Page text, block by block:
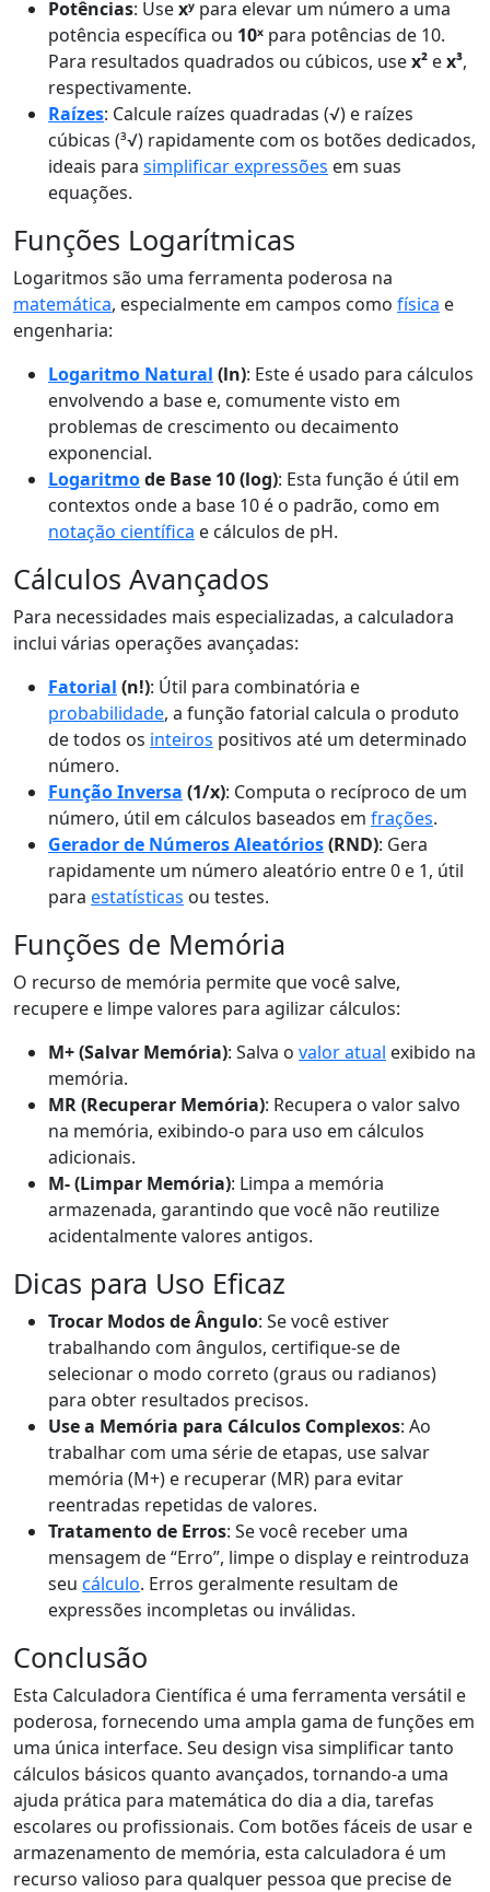
Potências: Usexʸ para elevar um número a uma
potência específica ou 10ˣ para potências de 10.
Para resultados quadrados ou cúbicos, usex² ex³,
respectivamente.
Raízes: Calcule raízes quadradas (√) e raízes
cúbicas (³√) rapidamente com os botões dedicados,
ideais para simplificar expressões em suas
equações.
Funções Logarítmicas
Logaritmos são uma ferramenta poderosa na
matemática, especialmente em campos como física e
engenharia:
Logaritmo Natural (ln): Este é usado para cálculos
envolvendo a base e, comumente visto em
problemas de crescimento ou decaimento
exponencial.
Logaritmode Base 10 (log): Esta função é útil em
contextos onde a base 10 é o padrão, como em
notação científica e cálculos de pH.
Cálculos Avançados
Para necessidades mais especializadas, a calculadora
inclui várias operações avançadas:
Fatorial (n!): Útil para combinatória e
probabilidade, a função fatorial calcula o produto
de todos os inteiros positivos até um determinado
número.
Função Inversa (1/x): Computa o recíproco de um
número, útil em cálculos baseados em frações.
Gerador de Números Aleatórios(RND): Gera
rapidamente um número aleatório entre 0 e 1, útil
para estatísticas ou testes.
Funções de Memória
O recurso de memória permite que você salve,
recupere e limpe valores para agilizar cálculos:
M+ (Salvar Memória): Salva o valor atual exibido na
memória.
MR (Recuperar Memória): Recupera o valor salvo
na memória, exibindo-o para uso em cálculos
adicionais.
M- (Limpar Memória): Limpa a memória
armazenada, garantindo que você não reutilize
acidentalmente valores antigos.
Dicas para Uso Eficaz
Trocar Modos de Ângulo: Se você estiver
trabalhando com ângulos, certifique-se de
selecionar o modo correto (graus ou radianos)
para obter resultados precisos.
Use a Memória para Cálculos Complexos: Ao
trabalhar com uma série de etapas, use salvar
memória (M+) e recuperar (MR) para evitar
reentradas repetidas de valores.
Tratamento de Erros: Se você receber uma
mensagem de “Erro”, limpe o display e reintroduza
seu cálculo. Erros geralmente resultam de
expressões incompletas ou inválidas.
Conclusão
Esta Calculadora Científica é uma ferramenta versátil e
poderosa, fornecendo uma ampla gama de funções em
uma única interface. Seu design visa simplificar tanto
cálculos básicos quanto avançados, tornando-a uma
ajuda prática para matemática do dia a dia, tarefas
escolares ou profissionais. Com botões fáceis de usar e
armazenamento de memória, esta calculadora é um
recurso valioso para qualquer pessoa que precise de